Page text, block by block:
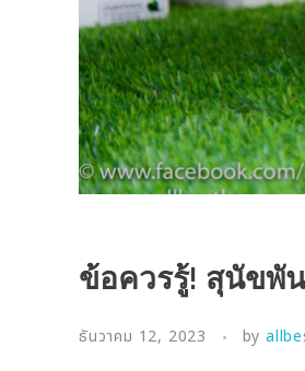
ข้อควรรู้! สุนัขพัน
ธันวาคม 12, 2023 by